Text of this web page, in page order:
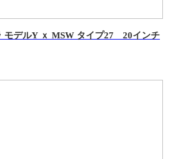
モデルY ｘ MSW タイプ27 20インチ